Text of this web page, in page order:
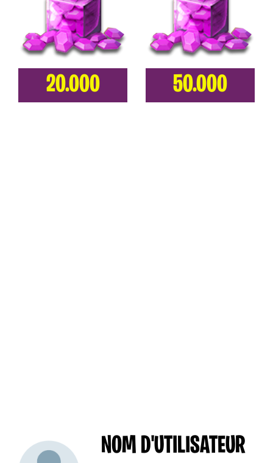
20.000 50.000
NOM D'UTILISATEUR